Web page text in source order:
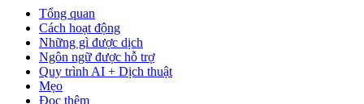
Tổng quan
Cách hoạt động
Những gì được dịch
Ngôn ngữ được hỗ trợ
Quy trình AI + Dịch thuật
Mẹo
Đọc thêm